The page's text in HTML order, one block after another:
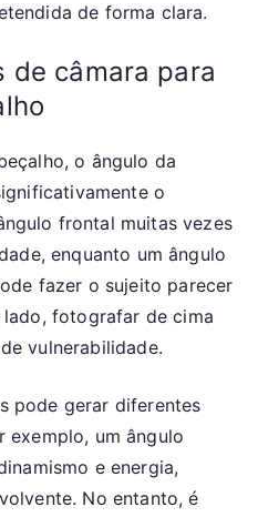
de forma clara.
de câmara para
o ângulo da
o
frontal muitas vezes
enquanto um ângulo
fazer o sujeito parecer
fotografar de cima
vulnerabilidade.
pode gerar diferentes
exemplo, um ângulo
e energia,
No entanto, é